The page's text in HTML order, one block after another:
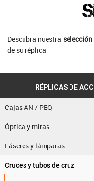
Descubra nuestra
de su réplica.
RÉPLICAS DE
Cajas AN / PEQ
Óptica y miras
Láseres y lámparas
Cruces y tubos de cruz